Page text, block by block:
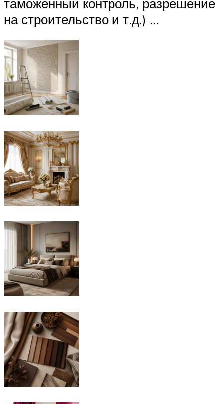
таможенный контроль, разрешение
на строительство и т.д.) …